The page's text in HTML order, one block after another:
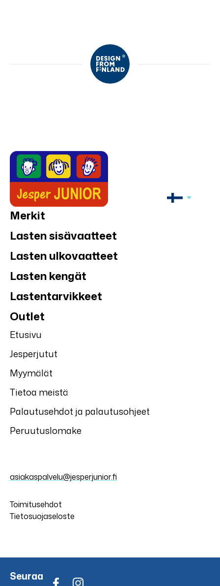
Merkit
Lasten sisävaatteet
Lasten ulkovaatteet
Lasten kengät
Lastentarvikkeet
Outlet
Etusivu
Jesperjutut
Myymälät
Tietoa meistä
Palautusehdot ja palautusohjeet
Peruutuslomake
asiakaspalvelu@jesperjunior.fi
Toimitusehdot
Tietosuojaseloste
Seuraa